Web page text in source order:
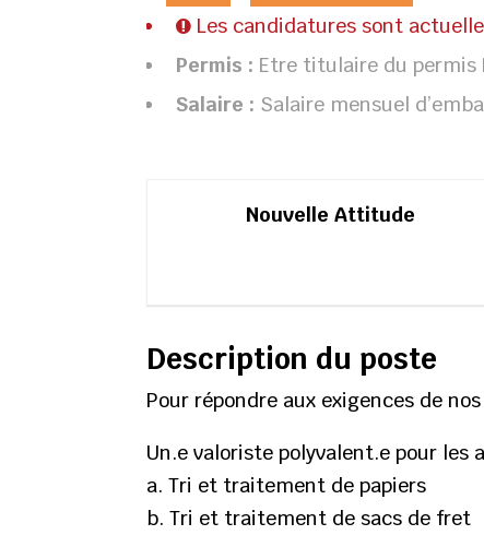
Les candidatures sont
Permis : Etre titulaire du permis
Salaire : Salaire mensuel
Nouvelle Attitude
Description du poste
Pour répondre aux exigences de
Un.e valoriste polyvalent.e pour
a. Tri et traitement de papiers
b. Tri et traitement de sacs de fret